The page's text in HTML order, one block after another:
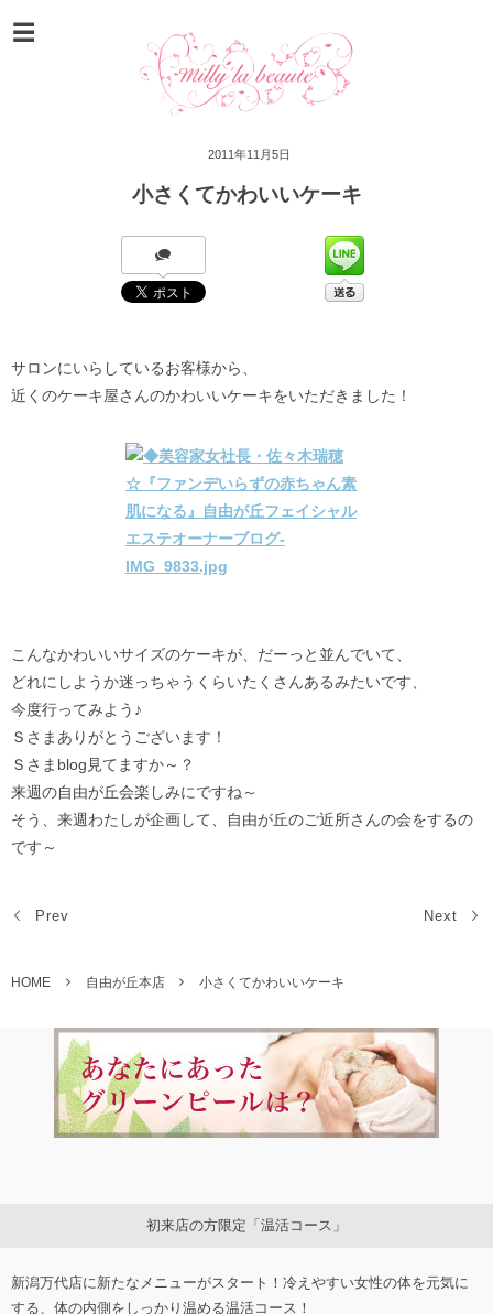
2011年11月5日
小さくてかわいいケーキ
サロンにいらしているお客様から、
近くのケーキ屋さんのかわいいケーキをいただきました！
こんなかわいいサイズのケーキが、だーっと並んでいて、
どれにしようか迷っちゃうくらいたくさんあるみたいです、
今度行ってみよう♪
Ｓさまありがとうございます！
Ｓさまblog見てますか～？
来週の自由が丘会楽しみにですね～
そう、来週わたしが企画して、自由が丘のご近所さんの会をするの
です～
Prev Next
HOME 自由が丘本店 小さくてかわいいケーキ
初来店の方限定「温活コース」
新潟万代店に新たなメニューがスタート！冷えやすい女性の体を元気に
する、体の内側をしっかり温める温活コース！